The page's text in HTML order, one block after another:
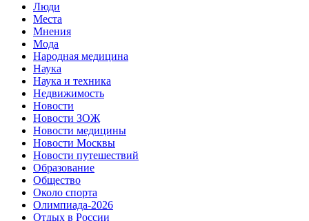
Люди
Места
Мнения
Мода
Народная медицина
Наука
Наука и техника
Недвижимость
Новости
Новости ЗОЖ
Новости медицины
Новости Москвы
Новости путешествий
Образование
Общество
Около спорта
Олимпиада-2026
Отдых в России